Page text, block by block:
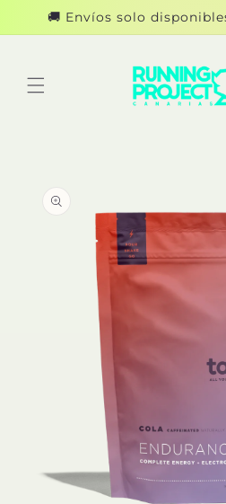
directamente
al contenido
🚚 Envíos solo
información
del producto